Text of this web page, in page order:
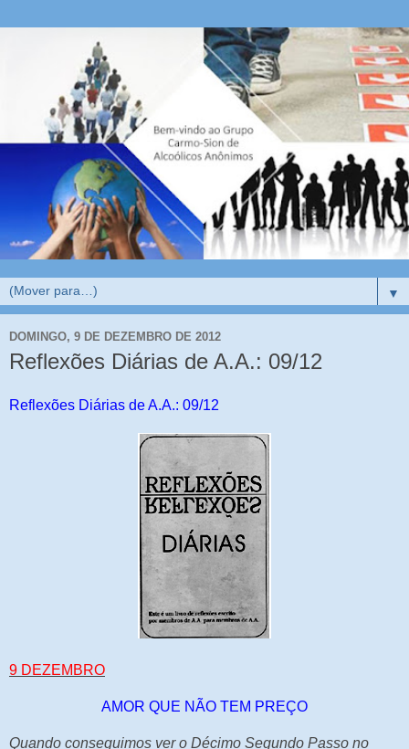
▼
DOMINGO, 9 DE DEZEMBRO DE 2012
Reflexões Diárias de A.A.: 09/12
Reflexões Diárias de A.A.: 09/12
9 DEZEMBRO
AMOR QUE NÃO TEM PREÇO
Quando conseguimos ver o Décimo Segundo Passo no